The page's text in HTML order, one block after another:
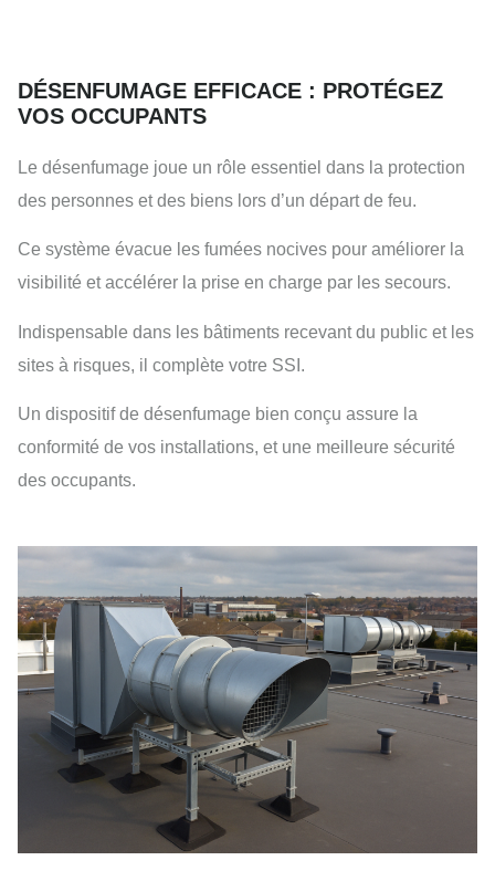
DÉSENFUMAGE EFFICACE : PROTÉGEZ
VOS OCCUPANTS
Le désenfumage joue un rôle essentiel dans la protection
des personnes et des biens lors d’un départ de feu.
Ce système évacue les fumées nocives pour améliorer la
visibilité et accélérer la prise en charge par les secours.
Indispensable dans les bâtiments recevant du public et les
sites à risques, il complète votre SSI.
Un dispositif de désenfumage bien conçu assure la
conformité de vos installations, et une meilleure sécurité
des occupants.